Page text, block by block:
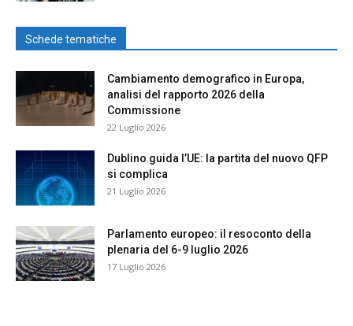
Schede tematiche
Cambiamento demografico in Europa,
analisi del rapporto 2026 della
Commissione
22 Luglio 2026
Dublino guida l’UE: la partita del nuovo QFP
si complica
21 Luglio 2026
Parlamento europeo: il resoconto della
plenaria del 6-9 luglio 2026
17 Luglio 2026